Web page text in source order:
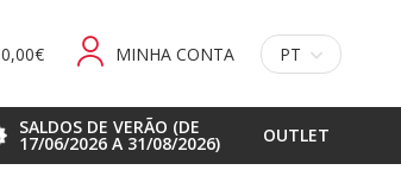
0,00€ MINHA CONTA PT
SALDOS DE VERÃO (DE
17/06/2026 A 31/08/2026) OUTLET